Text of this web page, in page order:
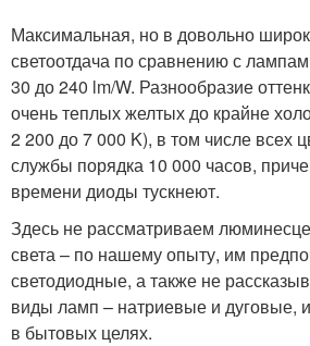
Максимальная, но в довольно
светоотдача по сравнению с
30 до 240 lm/W. Разнообразие
очень теплых желтых до крайне
2 200 до 7 000 K), в том числе всех
службы порядка 10 000 часов,
времени диоды тускнеют.
Здесь не рассматриваем
света – по нашему опыту, им
светодиодные, а также не
виды ламп – натриевые и дуговые,
в бытовых целях.